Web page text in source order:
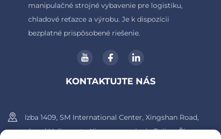
manipulačné strojné vybavenie pre logistiku,
chladové reťazce a výrobu. Je k dispozícii
bezplatné prispôsobené riešenie.
KONTAKTUJTE NÁS
Izba 1409, SM International Center, Xingshan Road,
obvod Huli, mesto Xiamen, provincia Fujian, Čína.